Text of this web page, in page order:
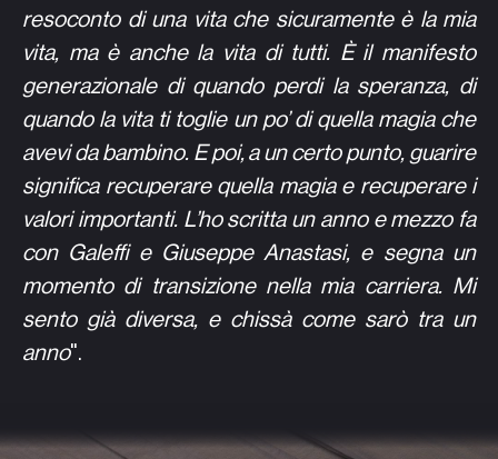
resoconto di una vita che sicuramente è la mia
vita, ma è anche la vita di tutti. È il manifesto
generazionale di quando perdi la speranza, di
quando la vita ti toglie un po’ di quella magia che
avevi da bambino. E poi, a un certo punto, guarire
significa recuperare quella magia e recuperare i
valori importanti. L’ho scritta un anno e mezzo fa
con Galeffi e Giuseppe Anastasi, e segna un
momento di transizione nella mia carriera. Mi
sento già diversa, e chissà come sarò tra un
anno".